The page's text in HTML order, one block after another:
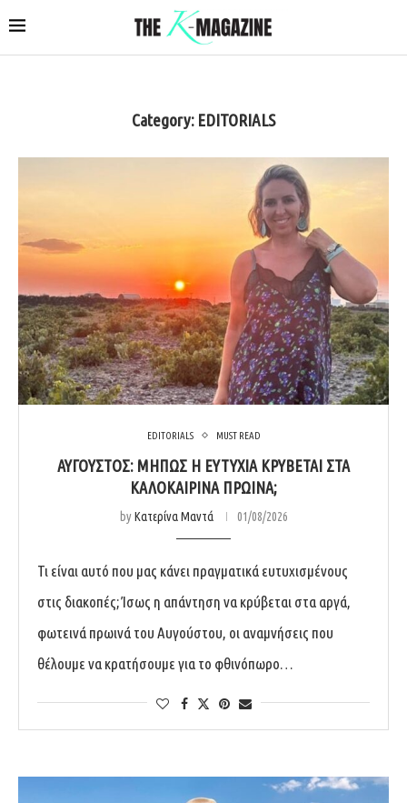
Category: EDITORIALS
EDITORIALS MUST READ
ΑΎΓΟΥΣΤΟΣ: ΜΉΠΩΣ Η ΕΥΤΥΧΊΑ ΚΡΎΒΕΤΑΙ ΣΤΑ
ΚΑΛΟΚΑΙΡΙΝΆ ΠΡΩΙΝΆ;
byΚατερίνα Μαντά 01/08/2026
Τι είναι αυτό που μας κάνει πραγματικά ευτυχισμένους
στις διακοπές; Ίσως η απάντηση να κρύβεται στα αργά,
φωτεινά πρωινά του Αυγούστου, οι αναμνήσεις που
θέλουμε να κρατήσουμε για το φθινόπωρο…